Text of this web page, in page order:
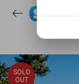
SOLD
OUT